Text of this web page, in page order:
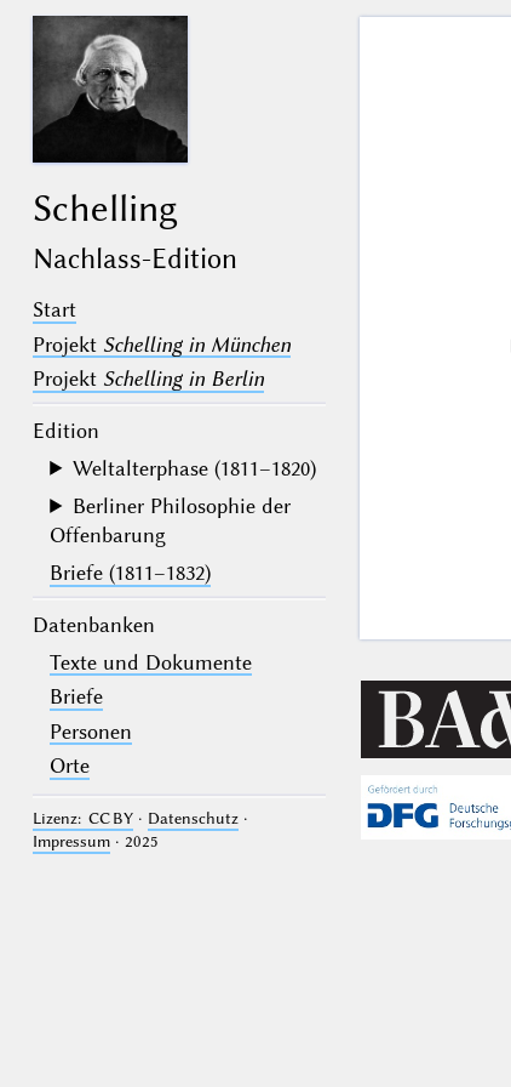
Schelling
Nachlass-Edition
Start
Projekt Schelling in München
Projekt Schelling in Berlin
Edition
Weltalterphase (1811–1820)
Berliner Philosophie der
Offenbarung
Briefe (1811–1832)
Datenbanken
Texte und Dokumente
Briefe
Personen
Orte
Lizenz: CC BY· Datenschutz·
Impressum· 2025